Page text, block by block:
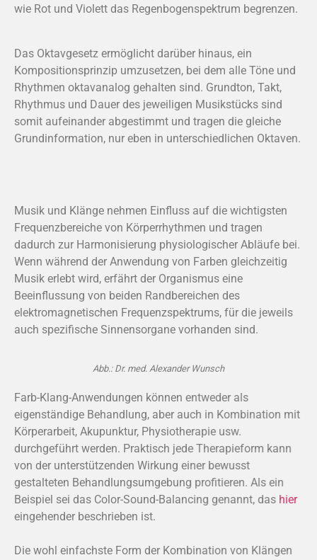
wie Rot und Violett das Regenbogenspektrum begrenzen.
Das Oktavgesetz ermöglicht darüber hinaus, ein
Kompositionsprinzip umzusetzen, bei dem alle Töne und
Rhythmen oktavanalog gehalten sind. Grundton, Takt,
Rhythmus und Dauer des jeweiligen Musikstücks sind
somit aufeinander abgestimmt und tragen die gleiche
Grundinformation, nur eben in unterschiedlichen Oktaven.
Musik und Klänge nehmen Einfluss auf die wichtigsten
Frequenzbereiche von Körperrhythmen und tragen
dadurch zur Harmonisierung physiologischer Abläufe bei.
Wenn während der Anwendung von Farben gleichzeitig
Musik erlebt wird, erfährt der Organismus eine
Beeinflussung von beiden Randbereichen des
elektromagnetischen Frequenzspektrums, für die jeweils
auch spezifische Sinnensorgane vorhanden sind.
Abb.: Dr. med. Alexander Wunsch
Farb-Klang-Anwendungen können entweder als
eigenständige Behandlung, aber auch in Kombination mit
Körperarbeit, Akupunktur, Physiotherapie usw.
durchgeführt werden. Praktisch jede Therapieform kann
von der unterstützenden Wirkung einer bewusst
gestalteten Behandlungsumgebung profitieren. Als ein
Beispiel sei das Color-Sound-Balancing genannt, das hier
eingehender beschrieben ist.
Die wohl einfachste Form der Kombination von Klängen